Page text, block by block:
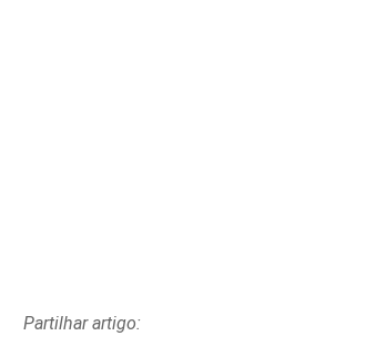
Partilhar artigo: